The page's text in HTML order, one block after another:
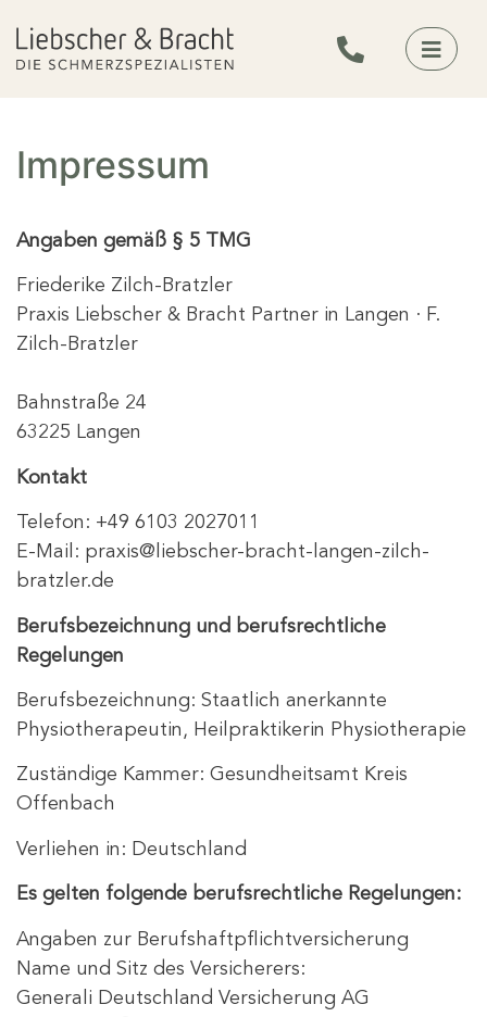
Impressum
Angaben gemäß § 5 TMG
Friederike Zilch-Bratzler
Praxis Liebscher & Bracht Partner in Langen · F.
Zilch-Bratzler
Bahnstraße 24
63225 Langen
Kontakt
Telefon: +49 6103 2027011
E-Mail: praxis@liebscher-bracht-langen-zilch-
bratzler.de
Berufsbezeichnung und berufsrechtliche
Regelungen
Berufsbezeichnung: Staatlich anerkannte
Physiotherapeutin, Heilpraktikerin Physiotherapie
Zuständige Kammer: Gesundheitsamt Kreis
Offenbach
Verliehen in: Deutschland
Es gelten folgende berufsrechtliche Regelungen:
Angaben zur Berufshaftpflichtversicherung
Name und Sitz des Versicherers:
Generali Deutschland Versicherung AG